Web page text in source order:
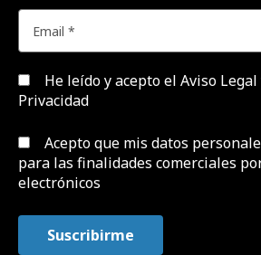
He leído y acepto el Aviso
Privacidad
Acepto que mis datos
para las finalidades comerciales
electrónicos